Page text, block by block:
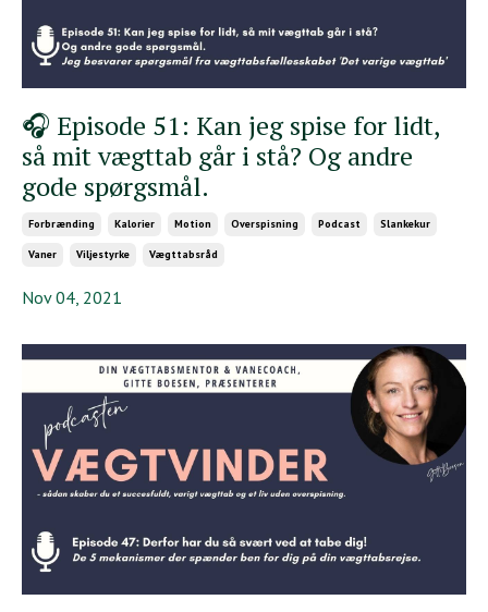
🎧 Episode 51: Kan jeg spise for lidt,
så mit vægttab går i stå? Og andre
gode spørgsmål.
Forbrænding Kalorier Motion Overspisning Podcast Slankekur
Vaner Viljestyrke Vægttabsråd
Nov 04, 2021